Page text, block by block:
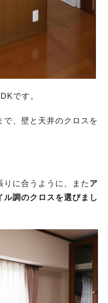
です。
で、壁と天井のクロスを
りに合うように、また ア
ル調のクロスを選びまし